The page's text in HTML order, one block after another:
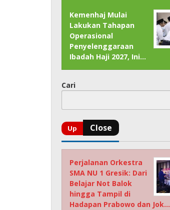
Kemenhaj Mulai
Lakukan Tahapan
Operasional
Penyelenggaraan
Ibadah Haji 2027, Ini…
Cari
Perjalanan Orkestra
SMA NU 1 Gresik: Dari
Belajar Not Balok
hingga Tampil di
Hadapan Prabowo dan Jok…